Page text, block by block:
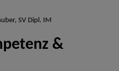
SV Dipl. IM
&